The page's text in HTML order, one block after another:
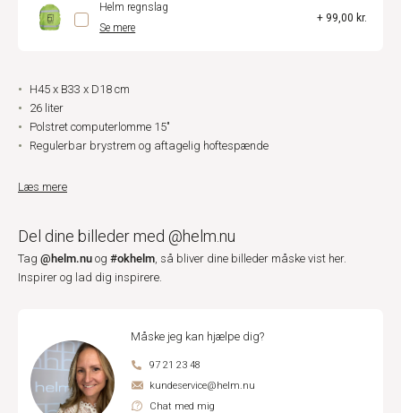
Helm regnslag
Se mere
+ 99,00 kr.
H45 x B33 x D18 cm
26 liter
Polstret computerlomme 15"
Regulerbar brystrem og aftagelig hoftespænde
Læs mere
Del dine billeder med @helm.nu
Tag @helm.nu og #okhelm, så bliver dine billeder måske vist her.
Inspirer og lad dig inspirere.
Måske jeg kan hjælpe dig?
97 21 23 48
kundeservice@helm.nu
Chat med mig